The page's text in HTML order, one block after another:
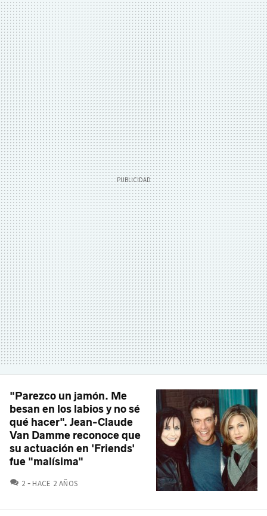
"Parezco un jamón. Me
besan en los labios y no sé
qué hacer". Jean-Claude
Van Damme reconoce que
su actuación en 'Friends'
fue "malísima"
2 COMENTARIOS
HACE 2 AÑOS